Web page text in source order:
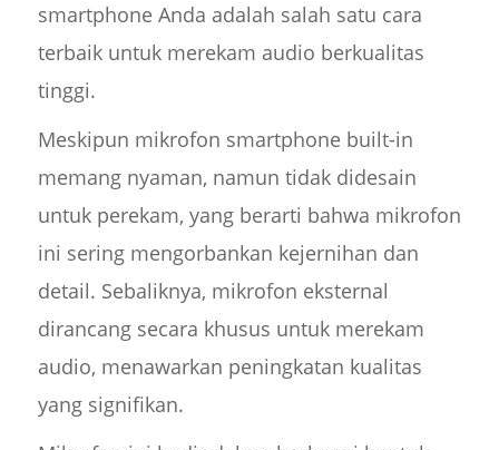
smartphone Anda adalah salah satu cara
terbaik untuk merekam audio berkualitas
tinggi.
Meskipun mikrofon smartphone built-in
memang nyaman, namun tidak didesain
untuk perekam, yang berarti bahwa mikrofon
ini sering mengorbankan kejernihan dan
detail. Sebaliknya, mikrofon eksternal
dirancang secara khusus untuk merekam
audio, menawarkan peningkatan kualitas
yang signifikan.